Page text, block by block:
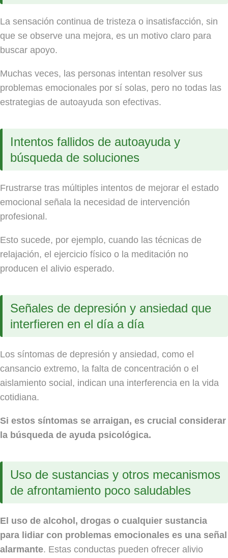
La sensación continua de tristeza o insatisfacción, sin
que se observe una mejora, es un motivo claro para
buscar apoyo.
Muchas veces, las personas intentan resolver sus
problemas emocionales por sí solas, pero no todas las
estrategias de autoayuda son efectivas.
Intentos fallidos de autoayuda y
búsqueda de soluciones
Frustrarse tras múltiples intentos de mejorar el estado
emocional señala la necesidad de intervención
profesional.
Esto sucede, por ejemplo, cuando las técnicas de
relajación, el ejercicio físico o la meditación no
producen el alivio esperado.
Señales de depresión y ansiedad que
interfieren en el día a día
Los síntomas de depresión y ansiedad, como el
cansancio extremo, la falta de concentración o el
aislamiento social, indican una interferencia en la vida
cotidiana.
Si estos síntomas se arraigan, es crucial considerar
la búsqueda de ayuda psicológica.
Uso de sustancias y otros mecanismos
de afrontamiento poco saludables
El uso de alcohol, drogas o cualquier sustancia
para lidiar con problemas emocionales es una señal
alarmante. Estas conductas pueden ofrecer alivio